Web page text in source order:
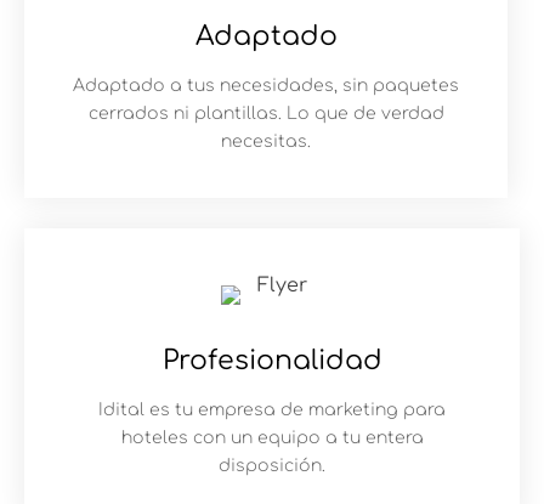
Adaptado
Adaptado a tus necesidades, sin paquetes
cerrados ni plantillas. Lo que de verdad
necesitas.
Profesionalidad
Idital es tu empresa de marketing para
hoteles con un equipo a tu entera
disposición.